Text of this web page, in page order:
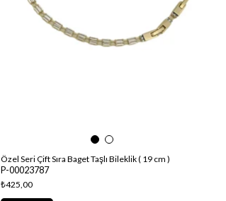
Özel Seri Çift Sıra Baget Taşlı Bileklik ( 19 cm )
P-00023787
₺425,00